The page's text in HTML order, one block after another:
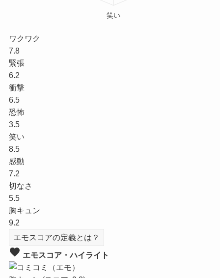
ワクワク
7.8
緊張
6.2
衝撃
6.5
恐怖
3.5
笑い
8.5
感動
7.2
切なさ
5.5
胸キュン
9.2
エモスコアの定義とは？
favorite エモスコア・ハイライト